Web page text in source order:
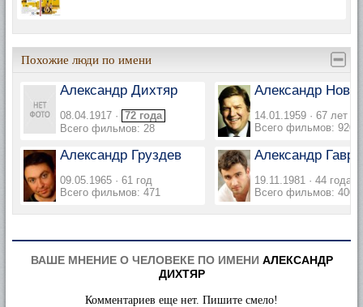
Похожие люди по имени
Александр Дихтяр
08.04.1917 · 72 года
Всего фильмов: 28
Александр
14.01.1959 · 67 лет
Всего фильмов: 920
Александр Груздев
09.05.1965 · 61 год
Всего фильмов: 471
Александр
19.11.1981 · 44 года
Всего фильмов: 400
ВАШЕ МНЕНИЕ О ЧЕЛОВЕКЕ ПО ИМЕНИ АЛЕКСАНДР
ДИХТЯР
Комментариев еще нет. Пишите смело!